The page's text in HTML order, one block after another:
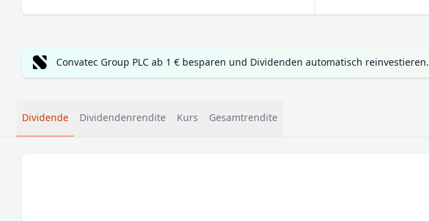
Convatec Group PLC ab 1 € besparen und Dividenden automatisch reinvestieren.
Dividende Dividendenrendite Kurs Gesamtrendite